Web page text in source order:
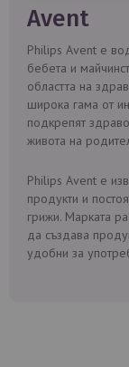
avent
Philips Avent е
бебета и
областта на
широка гама от
подкрепят
живота на
Philips Avent е
продукти и
грижи. Марката
да създава
удобни за